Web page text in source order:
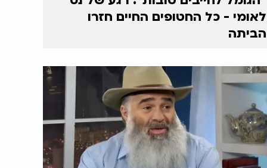
לאומי - כל החטופים החיים חזרו
הביתה